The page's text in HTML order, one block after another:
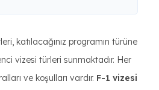
katılacağınız programın türüne
vizesi türleri sunmaktadır. Her
ve koşulları vardır. F-1 vizesi